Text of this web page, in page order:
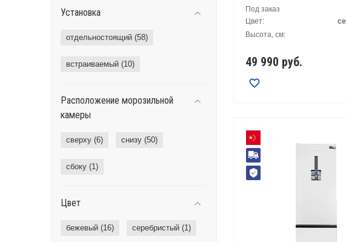
Установка
отдельностоящий (58)
встраиваемый (10)
Расположение морозильной
камеры
сверху (6) снизу (50)
сбоку (1)
Цвет
бежевый (16) серебристый (1)
Под заказ
Цвет:
Высота, см:
49 990 руб.